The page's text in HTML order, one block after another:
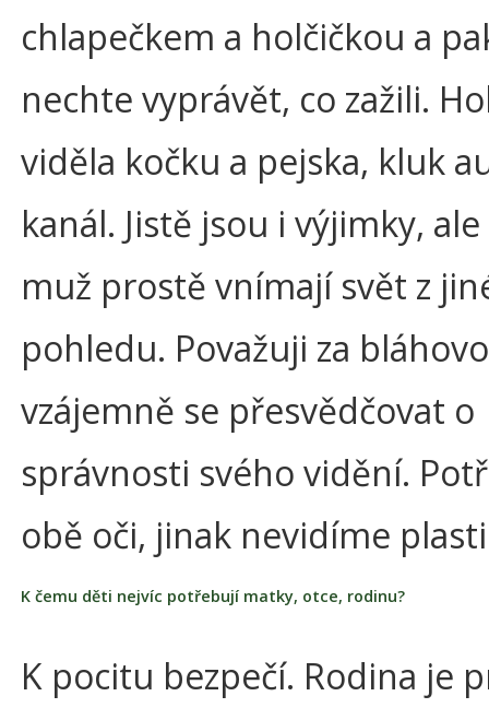
chlapečkem a holčičkou a
nechte vyprávět, co zažili.
viděla kočku a pejska, kluk
kanál. Jistě jsou i výjimky,
muž prostě vnímají svět z
pohledu. Považuji za
vzájemně se přesvědčovat o
správnosti svého vidění.
obě oči, jinak nevidíme
K čemu děti nejvíc potřebují matky, otce, rodinu?
K pocitu bezpečí. Rodina je